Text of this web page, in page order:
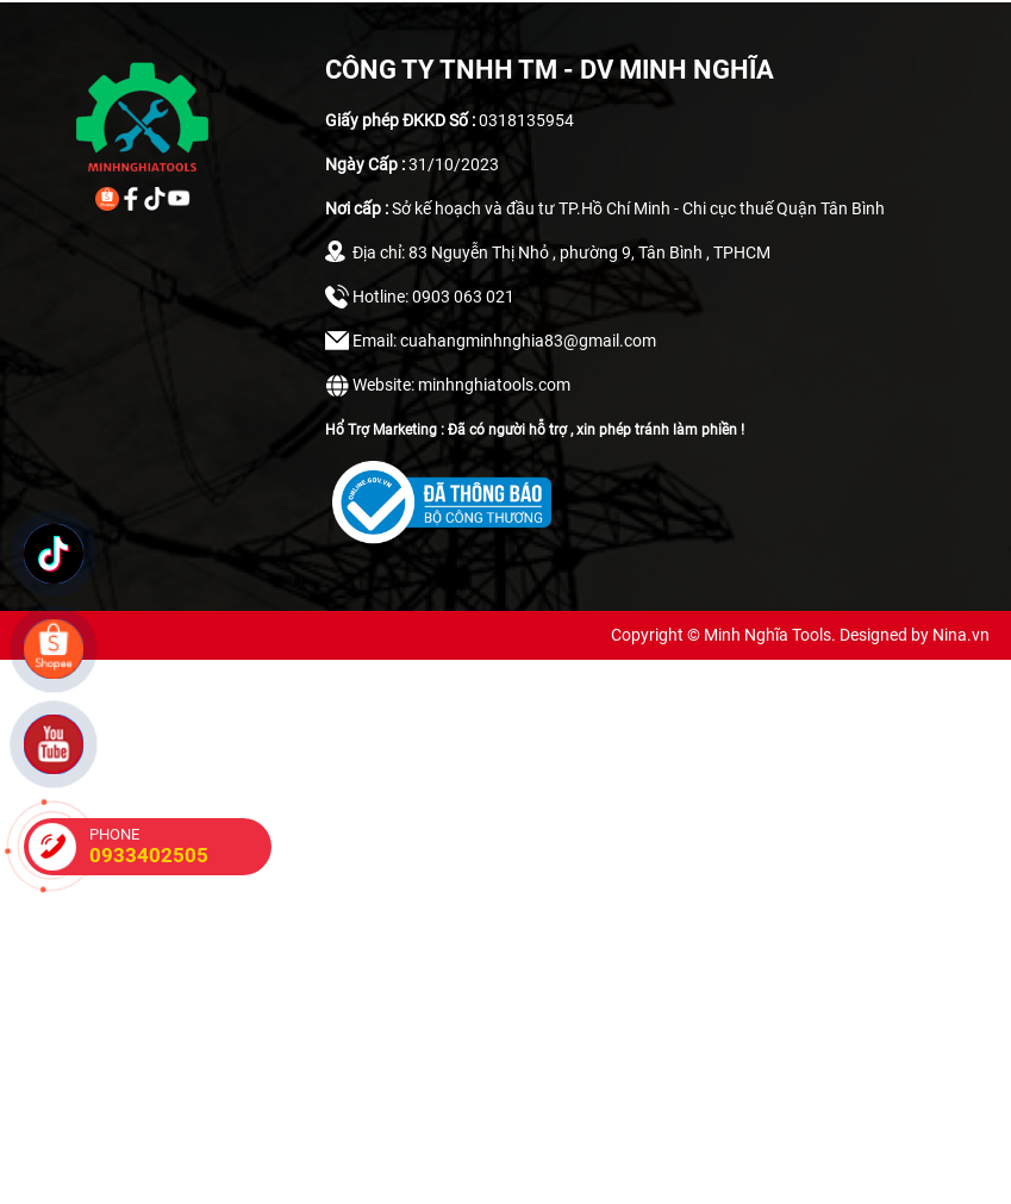
CÔNG TY TNHH TM - DV MINH NGHĨA
Giấy phép ĐKKD Số :0318135954
Ngày Cấp :31/10/2023
Nơi cấp :Sở kế hoạch và đầu tư TP.Hồ Chí Minh - Chi cục thuế Quận Tân Bình
Địa chỉ: 83 Nguyễn Thị Nhỏ , phường 9, Tân Bình , TPHCM
Hotline: 0903 063 021
Email: cuahangminhnghia83@gmail.com
Website: minhnghiatools.com
Hổ Trợ Marketing : Đã có người hỗ trợ , xin phép tránh làm phiền !
Copyright © Minh Nghĩa Tools. Designed by Nina.vn
PHONE
0933402505